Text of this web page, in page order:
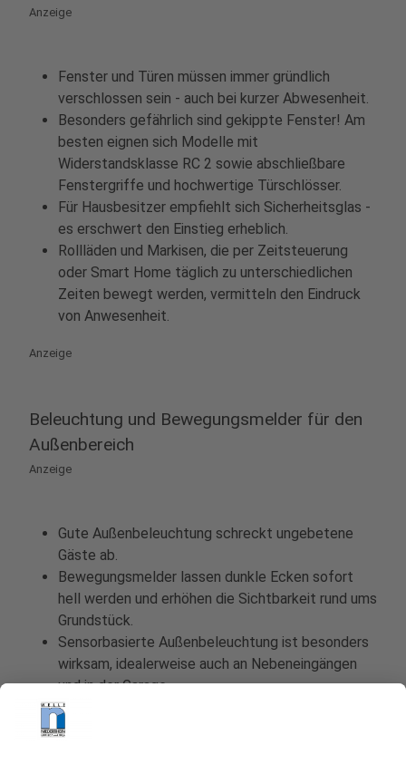
Anzeige
Fenster und Türen müssen immer gründlich
verschlossen sein - auch bei kurzer Abwesenheit.
Besonders gefährlich sind gekippte Fenster! Am
besten eignen sich Modelle mit
Widerstandsklasse RC 2 sowie abschließbare
Fenstergriffe und hochwertige Türschlösser.
Für Hausbesitzer empfiehlt sich Sicherheitsglas -
es erschwert den Einstieg erheblich.
Rollläden und Markisen, die per Zeitsteuerung
oder Smart Home täglich zu unterschiedlichen
Zeiten bewegt werden, vermitteln den Eindruck
von Anwesenheit.
Anzeige
Beleuchtung und Bewegungsmelder für den
Außenbereich
Anzeige
Gute Außenbeleuchtung schreckt ungebetene
Gäste ab.
Bewegungsmelder lassen dunkle Ecken sofort
hell werden und erhöhen die Sichtbarkeit rund ums
Grundstück.
Sensorbasierte Außenbeleuchtung ist besonders
wirksam, idealerweise auch an Nebeneingängen
und in der Garage.